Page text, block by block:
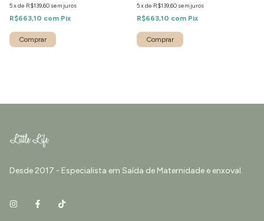
5xde R$139,60 sem juros
R$663,10 com Pix
Comprar
5xde R$139,60 sem juros
R$663,10 com Pix
Comprar
Desde 2017 - Especialista em Saída de Maternidade e enxoval.